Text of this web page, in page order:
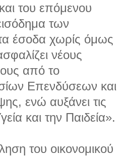
του επόμενου
των
έσοδα χωρίς όμως
νέους
από το
Επενδύσεων και
ενώ αυξάνει τις
και την Παιδεία».
του οικονομικού